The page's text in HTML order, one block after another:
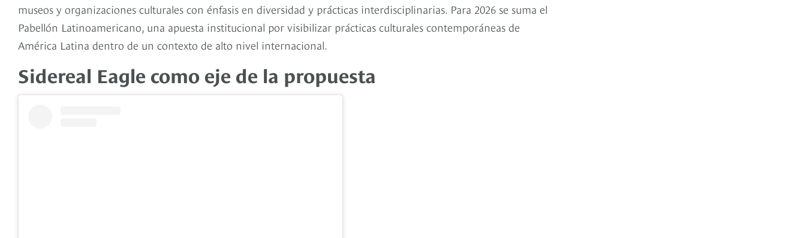
museos y organizaciones culturales con énfasis en diversidad y prácticas interdisciplinarias. Para 2026 se suma el
Pabellón Latinoamericano, una apuesta institucional por visibilizar prácticas culturales contemporáneas de
América Latina dentro de un contexto de alto nivel internacional.
Sidereal Eagle como eje de la propuesta